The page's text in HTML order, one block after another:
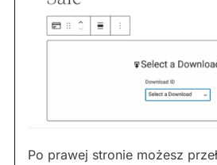
Po prawej stronie możesz